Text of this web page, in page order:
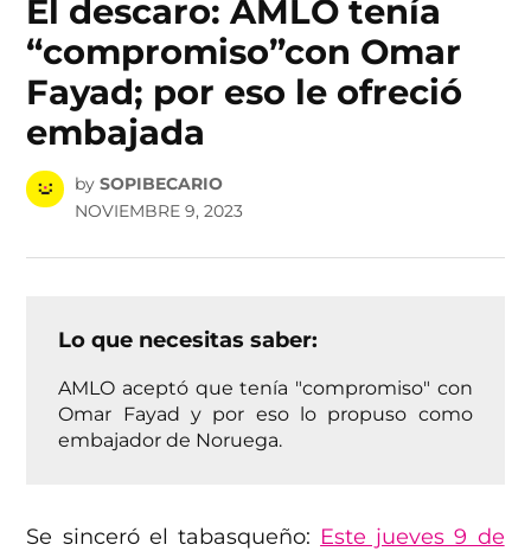
El descaro: AMLO tenía
“compromiso”con Omar
Fayad; por eso le ofreció
embajada
by SOPIBECARIO
NOVIEMBRE 9, 2023
Lo que necesitas saber:
AMLO aceptó que tenía "compromiso" con
Omar Fayad y por eso lo propuso como
embajador de Noruega.
Se sinceró el tabasqueño: Este jueves 9 de